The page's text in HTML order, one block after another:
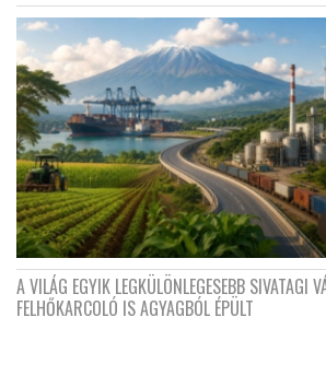
A VILÁG EGYIK LEGKÜLÖNLEGESEBB SIVATAGI
FELHŐKARCOLÓ IS AGYAGBÓL ÉPÜLT